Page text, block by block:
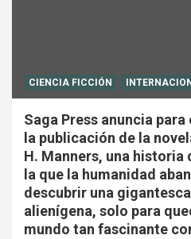
CIENCIA FICCIÓN
Saga Press anuncia
la publicación de la
H. Manners, una historia
la que la humanidad
descubrir una
alienígena, solo para
mundo tan fascinante